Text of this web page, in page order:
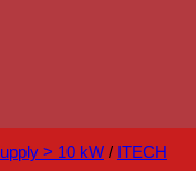
> 10 kW / ITECH